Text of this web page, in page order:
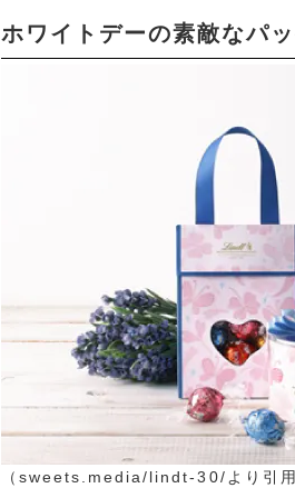
ホワイトデーの素敵なパ
（sweets.media/lindt-30/より引用